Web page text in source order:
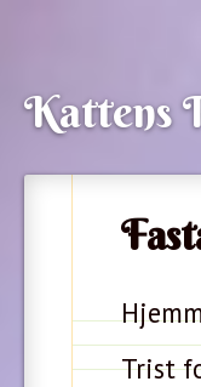
Kattens
Trist